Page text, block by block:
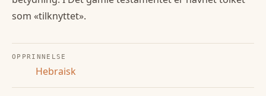
som «tilknyttet».
OPPRINNELSE
Hebraisk